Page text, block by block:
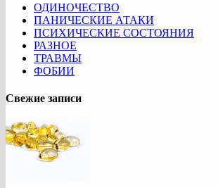
ОДИНОЧЕСТВО
ПАНИЧЕСКИЕ АТАКИ
ПСИХИЧЕСКИЕ СОСТОЯНИЯ
РАЗНОЕ
ТРАВМЫ
ФОБИИ
Свежие записи